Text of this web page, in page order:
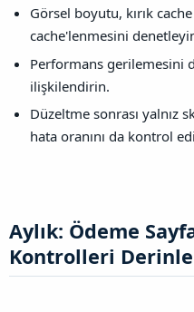
Görsel boyutu, kırık
cache'lenmesini
Performans gerilemesini
ilişkilendirin.
Düzeltme sonrası yalnız
hata oranını da kontrol
Aylık: Ödeme
Kontrolleri